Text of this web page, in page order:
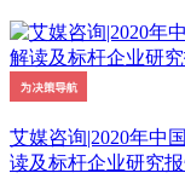
艾媒咨询|2020年中
读及标杆企业研究